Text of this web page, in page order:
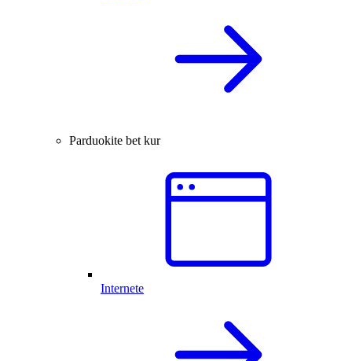
Parduokite bet kur
Internete